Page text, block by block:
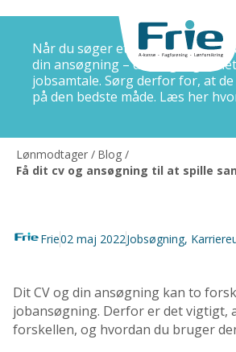
Når du søger et job, er dit CV – i
din ansøgning – din
jobsamtale. Sørg derfor for, at
på den bedste måde. Læs her
Lønmodtager / Blog /
Få dit cv og ansøgning til at spille
Frie02 maj 2022Jobsøgning,
Dit CV og din ansøgning kan to
jobansøgning. Derfor er det vigtigt,
forskellen, og hvordan du bruger